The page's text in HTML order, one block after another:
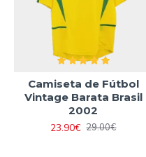
Camiseta de Fútbol
Vintage Barata Brasil
2002
23.90€ 29.00€